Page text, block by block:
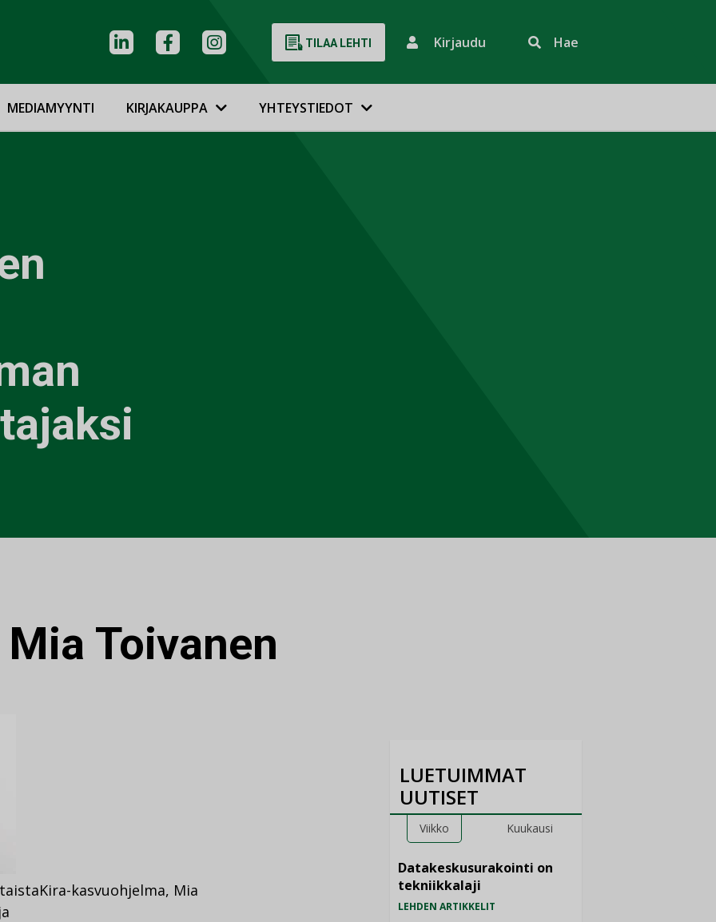
TILAA LEHTI Kirjaudu Hae
MEDIAMYYNTI KIRJAKAUPPA YHTEYSTIEDOT
Mia Toivanen
Kira-kasvuohjelma, Mia
LUETUIMMAT
UUTISET
Viikko Kuukausi
Datakeskusurakointi on
tekniikkalaji
LEHDEN ARTIKKELIT